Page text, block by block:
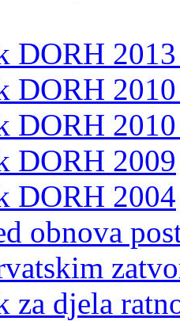
DORH
DORH
DORH
DORH 2009
DORH 2004
obnova
za djela